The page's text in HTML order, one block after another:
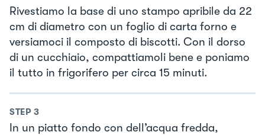
Rivestiamo la base di uno stampo apribile da 22
cm di diametro con un foglio di carta forno e
versiamoci il composto di biscotti. Con il dorso
di un cucchiaio, compattiamoli bene e poniamo
il tutto in frigorifero per circa 15 minuti.
STEP 3
In un piatto fondo con dell’acqua fredda,